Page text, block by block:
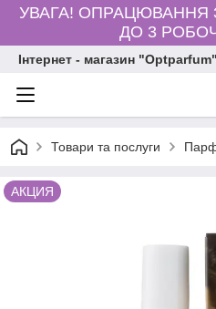
УВАГА!
ДО 3
Інтернет - магазин
Товари та послуги
АКЦИЯ